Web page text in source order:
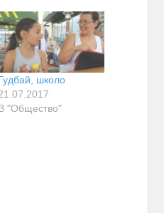
школо
"Общество"